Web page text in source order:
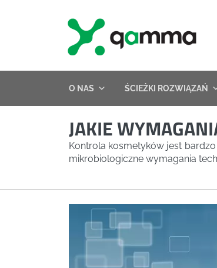
O NAS ŚCIEŻKI ROZWIĄZAŃ
JAKIE
Kontrola kosmetyków jest
mikrobiologiczne wymagania